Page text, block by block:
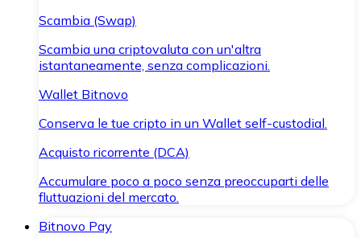
Scambia (Swap)
Scambia una criptovaluta con un'altra
istantaneamente, senza complicazioni.
Wallet Bitnovo
Conserva le tue cripto in un Wallet self-custodial.
Acquisto ricorrente (DCA)
Accumulare poco a poco senza preoccuparti delle
fluttuazioni del mercato.
Bitnovo Pay